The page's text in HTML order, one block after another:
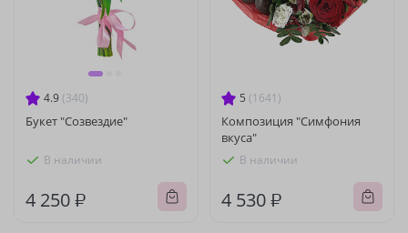
4.9 (340)
Букет "Созвездие"
В наличии
4 250 ₽
5 (1641)
Композиция "Симфония
вкуса"
В наличии
4 530 ₽